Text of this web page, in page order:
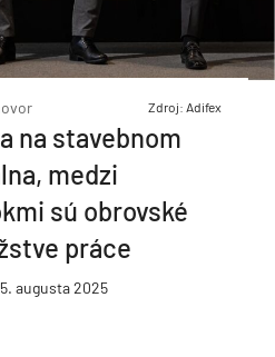
Zdroj: Adifex
na stavebnom
medzi
sú obrovské
práce
augusta 2025